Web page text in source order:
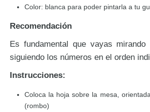
Color: blanca para poder pintarla a tu
Recomendación
Es fundamental que vayas
siguiendo los números en el orden
Instrucciones:
Coloca la hoja sobre la mesa,
(rombo)